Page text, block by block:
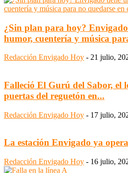
¿Sin plan para hoy?
humor, cuentería y música
Redacción Envigado Hoy - 21 julio,
Falleció El Gurú del Sabor, el
puertas del reguetón en...
Redacción Envigado Hoy - 17 julio,
La estación Envigado ya
Redacción Envigado Hoy - 16 julio,